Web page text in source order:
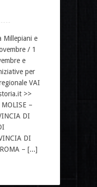
Millepiani e
/ 1
e
per
VAI
>>
MOLISE –
DI
DI
– [...]